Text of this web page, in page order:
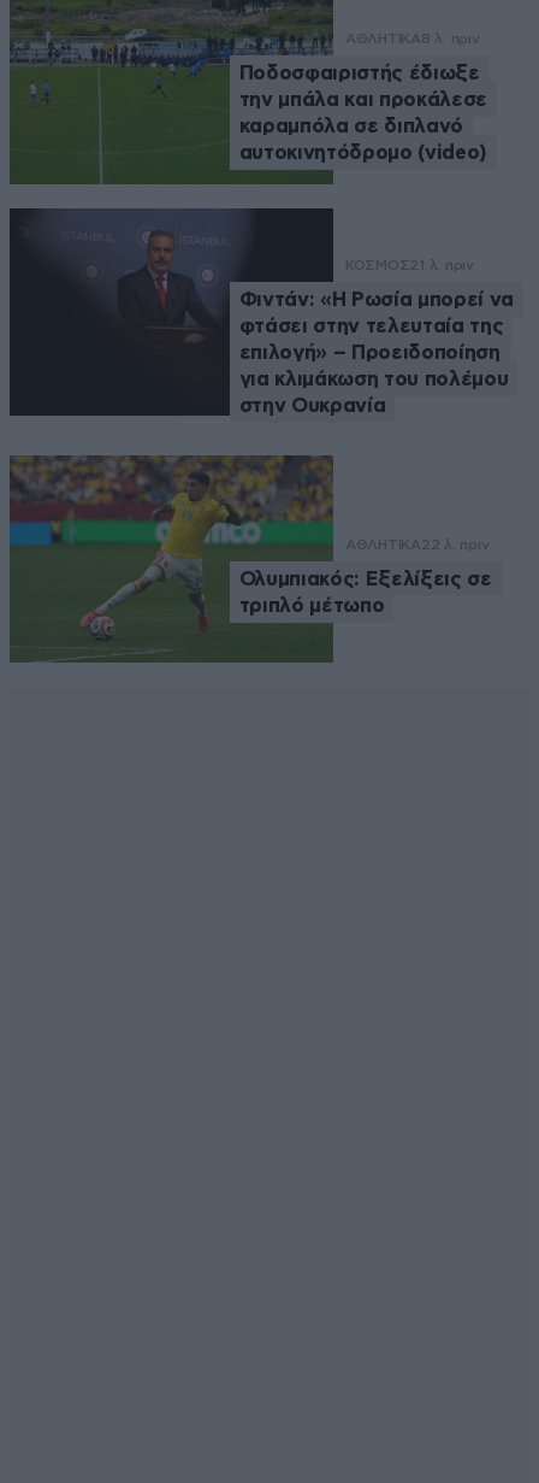
ΑΘΛΗΤΙΚΑ8 λ. πριν
Ποδοσφαιριστής έδιωξε
την μπάλα και προκάλεσε
καραμπόλα σε διπλανό
αυτοκινητόδρομο (video)
ΚΟΣΜΟΣ21 λ. πριν
Φιντάν: «Η Ρωσία μπορεί να
φτάσει στην τελευταία της
επιλογή» – Προειδοποίηση
για κλιμάκωση του πολέμου
στην Ουκρανία
ΑΘΛΗΤΙΚΑ 22 λ. πριν
Ολυμπιακός: Εξελίξεις σε
τριπλό μέτωπο